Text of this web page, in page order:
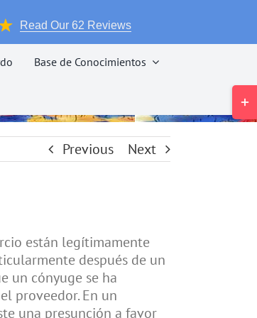
Read Our 62 Reviews
Base de Conocimientos
Previous Next
están legítimamente
después de un
un cónyuge se ha
proveedor. En un
una presunción a favor
Bar